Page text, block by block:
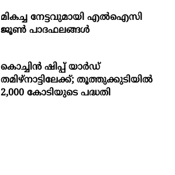
മികച്ച നേട്ടവുമായി എൽഐസി
ജൂൺ പാദഫലങ്ങൾ
കൊച്ചിന്‍ ഷിപ്പ് യാർഡ്
തമിഴ്നാട്ടിലേക്ക്; തൂത്തുക്കുടിയിൽ
2,000 കോടിയുടെ പദ്ധതി